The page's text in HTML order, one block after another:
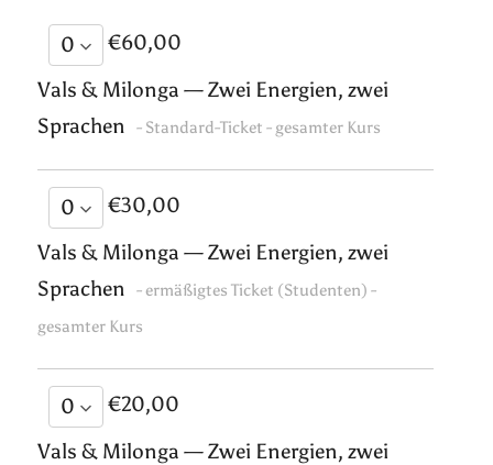
€60,00
Vals & Milonga — Zwei Energien, zwei
Sprachen - Standard-Ticket - gesamter Kurs
€30,00
Vals & Milonga — Zwei Energien, zwei
Sprachen - ermäßigtes Ticket (Studenten) -
gesamter Kurs
€20,00
Vals & Milonga — Zwei Energien, zwei